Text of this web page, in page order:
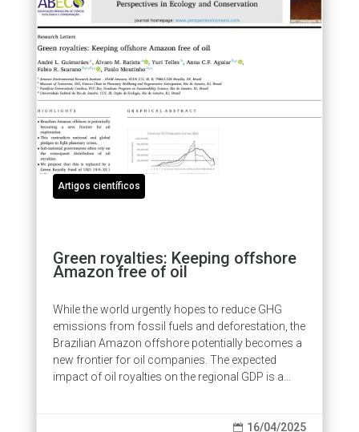
Artigos científicos
Green royalties: Keeping offshore
Amazon free of oil
While the world urgently hopes to reduce GHG
emissions from fossil fuels and deforestation, the
Brazilian Amazon offshore potentially becomes a
new frontier for oil companies. The expected
impact of oil royalties on the regional GDP is a
 16/04/2025